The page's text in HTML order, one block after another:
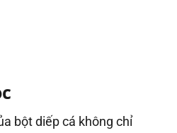
bột diếp cá không chỉ